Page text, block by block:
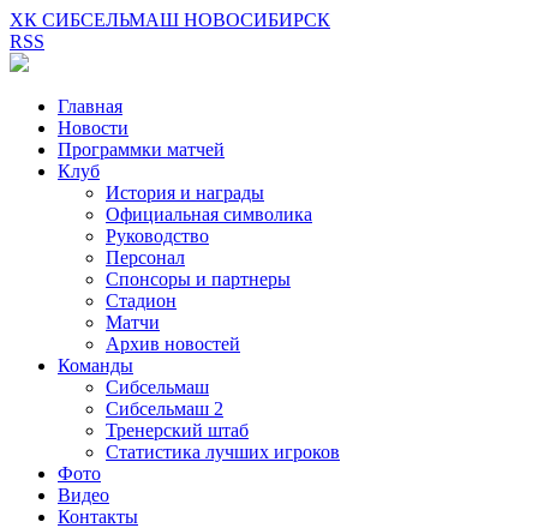
ХК СИБСЕЛЬМАШ НОВОСИБИРСК
RSS
Главная
Новости
Программки матчей
Клуб
История и награды
Официальная символика
Руководство
Персонал
Спонсоры и партнеры
Стадион
Матчи
Архив новостей
Команды
Сибсельмаш
Сибсельмаш 2
Тренерский штаб
Статистика лучших игроков
Фото
Видео
Контакты